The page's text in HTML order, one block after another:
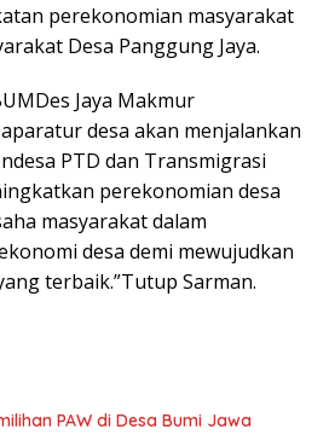
perekonomian masyarakat
Desa Panggung Jaya.
Jaya Makmur
desa akan menjalankan
PTD dan Transmigrasi
perekonomian desa
masyarakat dalam
desa demi mewujudkan
terbaik.”Tutup Sarman.
PAW di Desa Bumi Jawa